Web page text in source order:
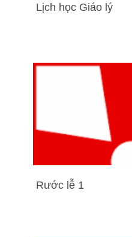
Lịch học Giáo lý
Rước lễ 1